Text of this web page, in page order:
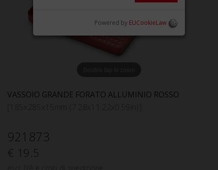
VASSOIO GRANDE FORATO ALLUMINIO ROSSO
921873
€ 19.5
Powered by EUCookieLaw